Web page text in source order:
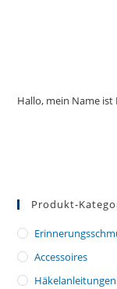
Hallo, mein Name
Produkt-
Accessoires
Häkelanleitungen